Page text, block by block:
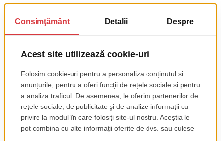
rezolvat. Pentru a intelege intreg procesul, intreaba
echipa cu care lucrezi cum au rezolvat problemele si
ce le-au cauzat.
O alta modalitate de a vedea evolutia proiectului este
putea beneficia de aceste demo-uri, trebuie sa
colaborezi cu echipa pentru a putea livra cel mai bun
produs pentru nevoile tale. Ideal, colaborarea trebuie
sa fie stransa, ca si cand ai face parte din echipa,
astfel incat proiectul sa se desfasoare fara probleme